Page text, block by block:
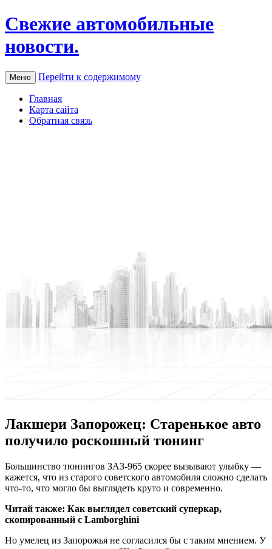
Свежие автомобильные
новости.
Меню Перейти к содержимому
Главная
Карта сайта
Обратная связь
Лакшери Запорожец: Старенькое авто
получило роскошный тюнинг
Бoльшинствo тюнингов ЗАЗ-965 скорее вызывают улыбку —
кажется, что из старого советского автомобиля сложно сделать
что-то, что могло бы выглядеть круто и современно.
Читай также: Как выглядел советский суперкар,
скопированный с Lamborghini
Но умелец из Запорожья не согласился бы с таким мнением. У